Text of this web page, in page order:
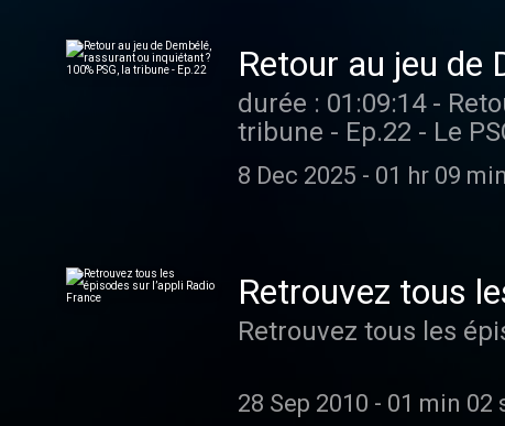
Retour au jeu de
tribune - Ep.22
durée : 01:09:14 -
tribune - Ep.22 - Le
Grâce à ce succès,
Désormais, le PSG
8 Dec 2025 - 01 hr 09
Retrouvez tous
Retrouvez tous les
28 Sep 2010 - 01 min 02